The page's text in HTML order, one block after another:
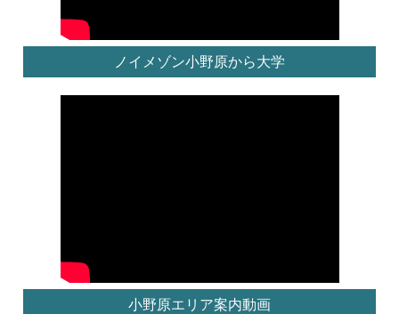
ノイメゾン小野原から大学
小野原エリア案内動画